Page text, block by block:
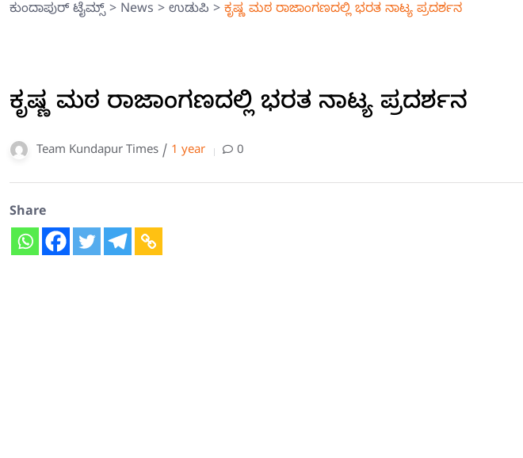
ಕುಂದಾಪುರ್ ಟೈಮ್ಸ್> News > ಉಡುಪಿ > ಕೃಷ್ಣ ಮಠ ರಾಜಾಂಗಣದಲ್ಲಿ ಭರತ ನಾಟ್ಯ ಪ್ರದರ್ಶನ
ಕೃಷ್ಣ ಮಠ ರಾಜಾಂಗಣದಲ್ಲಿ ಭರತ ನಾಟ್ಯ ಪ್ರದರ್ಶನ
Team Kundapur Times / 1 year 0
Share